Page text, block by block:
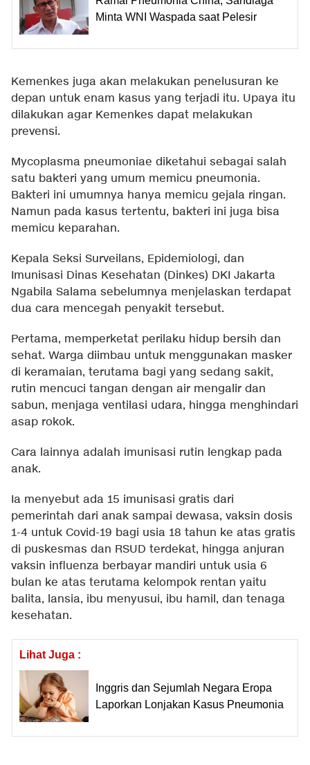
Minta WNI Waspada saat Pelesir
Kemenkes juga akan melakukan penelusuran ke
depan untuk enam kasus yang terjadi itu. Upaya itu
dilakukan agar Kemenkes dapat melakukan
prevensi.
Mycoplasma pneumoniae diketahui sebagai salah
satu bakteri yang umum memicu pneumonia.
Bakteri ini umumnya hanya memicu gejala ringan.
Namun pada kasus tertentu, bakteri ini juga bisa
memicu keparahan.
Kepala Seksi Surveilans, Epidemiologi, dan
Imunisasi Dinas Kesehatan (Dinkes) DKI Jakarta
Ngabila Salama sebelumnya menjelaskan terdapat
dua cara mencegah penyakit tersebut.
Pertama, memperketat perilaku hidup bersih dan
sehat. Warga diimbau untuk menggunakan masker
di keramaian, terutama bagi yang sedang sakit,
rutin mencuci tangan dengan air mengalir dan
sabun, menjaga ventilasi udara, hingga menghindari
asap rokok.
Cara lainnya adalah imunisasi rutin lengkap pada
anak.
Ia menyebut ada 15 imunisasi gratis dari
pemerintah dari anak sampai dewasa, vaksin dosis
1-4 untuk Covid-19 bagi usia 18 tahun ke atas gratis
di puskesmas dan RSUD terdekat, hingga anjuran
vaksin influenza berbayar mandiri untuk usia 6
bulan ke atas terutama kelompok rentan yaitu
balita, lansia, ibu menyusui, ibu hamil, dan tenaga
kesehatan.
Lihat Juga :
Inggris dan Sejumlah Negara Eropa
Laporkan Lonjakan Kasus Pneumonia